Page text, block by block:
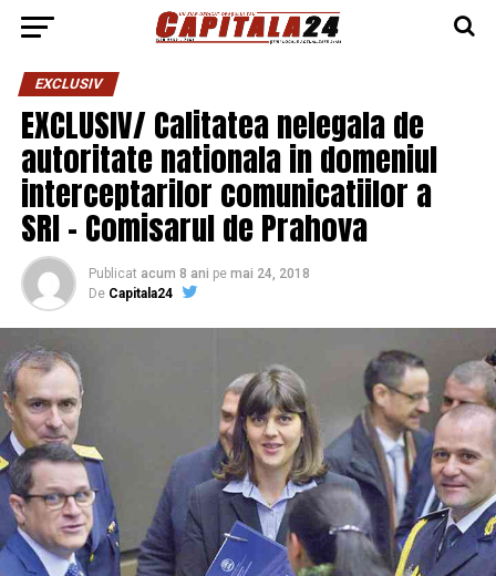
EXCLUSIV
EXCLUSIV/ Calitatea nelegala de
autoritate nationala in domeniul
interceptarilor comunicatiilor a
SRI – Comisarul de Prahova
Publicat acum 8 ani pe mai 24, 2018
De Capitala24